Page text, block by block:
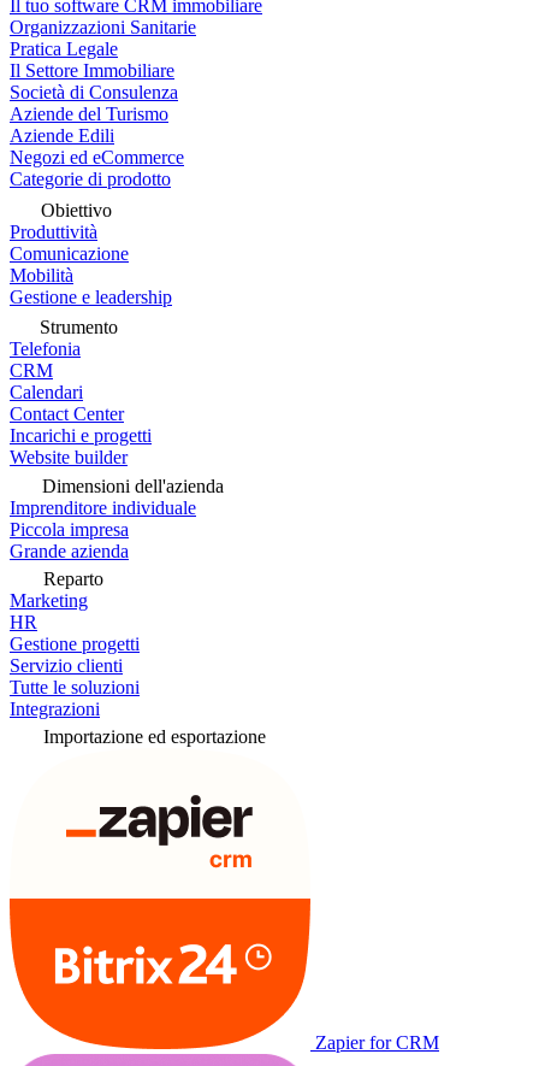
Il tuo software CRM immobiliare
Organizzazioni Sanitarie
Pratica Legale
Il Settore Immobiliare
Società di Consulenza
Aziende del Turismo
Aziende Edili
Negozi ed eCommerce
Categorie di prodotto
Obiettivo
Produttività
Comunicazione
Mobilità
Gestione e leadership
Strumento
Telefonia
CRM
Calendari
Contact Center
Incarichi e progetti
Website builder
Dimensioni dell'azienda
Imprenditore individuale
Piccola impresa
Grande azienda
Reparto
Marketing
HR
Gestione progetti
Servizio clienti
Tutte le soluzioni
Integrazioni
Importazione ed esportazione
Zapier for CRM